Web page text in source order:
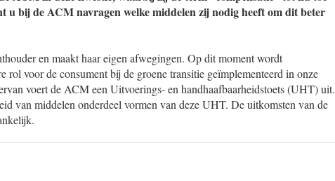
u bij de ACM navragen welke middelen zij nodig heeft om dit beter
en maakt haar eigen afwegingen. Op dit moment wordt
rol voor de consument bij de groene transitie geïmplementeerd in onze
voert de ACM een Uitvoerings- en handhaafbaarheidstoets (UHT) uit.
van middelen onderdeel vormen van deze UHT. De uitkomsten van de